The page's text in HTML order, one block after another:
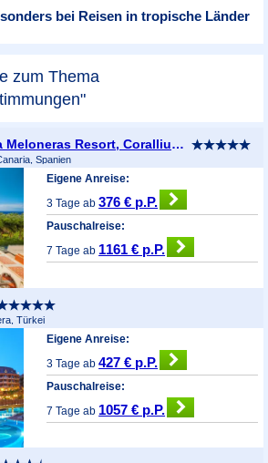
bei Reisen in tropische Länder
zum Thema
Lopesan Costa Meloneras Resort, Corallium Spa & Casino
Spanien
Eigene Anreise:
3 Tage ab376 € p.P.
Pauschalreise:
7 Tage ab 1161 € p.P.
Türkei
Eigene Anreise:
3 Tage ab427 € p.P.
Pauschalreise:
7 Tage ab 1057 € p.P.